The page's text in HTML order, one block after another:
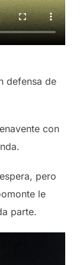
defensa de
con
pero
le
parte.